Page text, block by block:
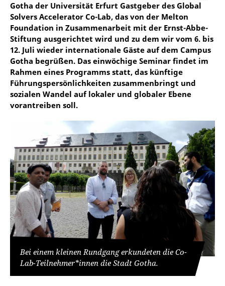
Gotha der Universität Erfurt Gastgeber des Global
Solvers Accelerator Co-Lab, das von der Melton
Foundation in Zusammenarbeit mit der Ernst-Abbe-
Stiftung ausgerichtet wird und zu dem wir vom 6. bis
12. Juli wieder internationale Gäste auf dem Campus
Gotha begrüßen. Das einwöchige Seminar findet im
Rahmen eines Programms statt, das künftige
Führungspersönlichkeiten zusammenbringt und
sozialen Wandel auf lokaler und globaler Ebene
vorantreiben soll.
Bei einem kleinen Rundgang erkundeten die Co-
Lab-Teilnehmer*innen die Stadt Gotha.